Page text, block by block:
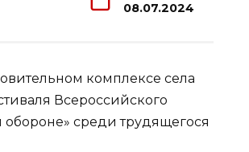
08.07.2024
комплексе села
Всероссийского
обороне» среди трудящегося